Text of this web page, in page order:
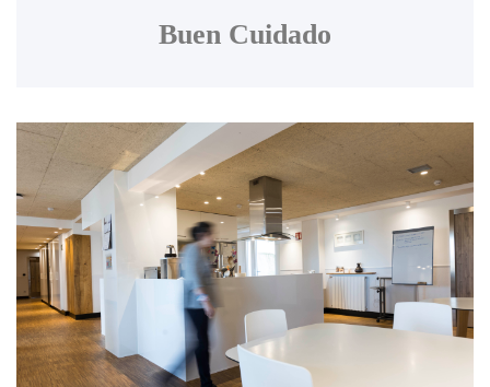
Buen Cuidado